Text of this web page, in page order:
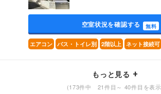
空室状況を確認する 無料
エアコン バス・トイレ別 2階以上 ネット接続可
もっと見る
(173件中 21件目～ 40件目を表